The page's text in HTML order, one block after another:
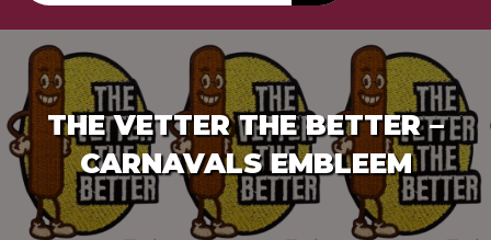
THE VETTER THE BETTER –
CARNAVALS EMBLEEM